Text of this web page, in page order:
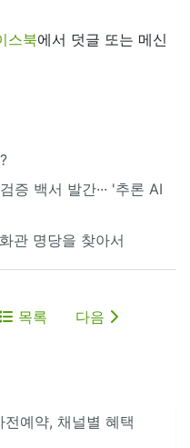
스북에서 덧글 또는 메신
증 백서 발간··· '추론 AI
관 명당을 찾아서
목록 다음
예약, 채널별 혜택